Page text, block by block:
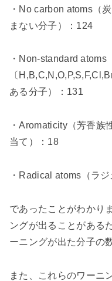
・ No carbon atoms （
まない分子）： 124
・ Non-standard atoms
〔
ある分子）： 131
・Aromaticity（芳香族
当て）： 18
・ Radical atoms （ラ
であったことがわかり
ングが出ることがある
ーニングが出た分子の
また、これらのワーニ